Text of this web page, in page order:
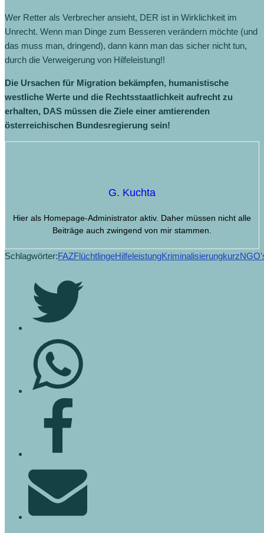
Wer Retter als Verbrecher ansieht, DER ist in Wirklichkeit im
Unrecht. Wenn man Dinge zum Besseren verändern möchte (und
das muss man, dringend), dann kann man das sicher nicht tun,
durch die Verweigerung von Hilfeleistung!!
Die Ursachen für Migration bekämpfen, humanistische
westliche Werte und die Rechtsstaatlichkeit aufrecht zu
erhalten, DAS müssen die Ziele einer amtierenden
österreichischen Bundesregierung sein!
G. Kuchta
Hier als Homepage-Administrator aktiv. Daher müssen nicht alle
Beiträge auch zwingend von mir stammen.
Schlagwörter:FAZFlüchtlingeHilfeleistungKriminalisierungkurz